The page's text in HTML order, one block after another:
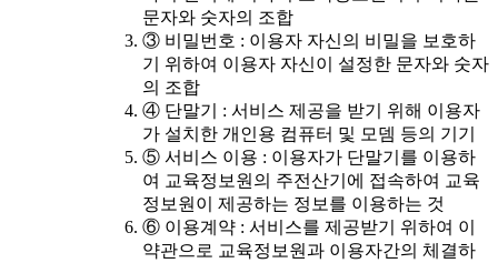
문자와 숫자의 조합
③ 비밀번호 : 이용자 자신의 비밀을 보호하
기 위하여 이용자 자신이 설정한 문자와 숫자
의 조합
④ 단말기 : 서비스 제공을 받기 위해 이용자
가 설치한 개인용 컴퓨터 및 모뎀 등의 기기
⑤ 서비스 이용 : 이용자가 단말기를 이용하
여 교육정보원의 주전산기에 접속하여 교육
정보원이 제공하는 정보를 이용하는 것
⑥ 이용계약 : 서비스를 제공받기 위하여 이
약관으로 교육정보원과 이용자간의 체결하